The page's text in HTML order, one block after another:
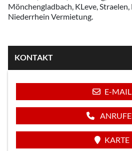
Mönchengladbach, KLeve,
Niederrhein Vermietung.
KONTAKT
E-MAIL
KARTE